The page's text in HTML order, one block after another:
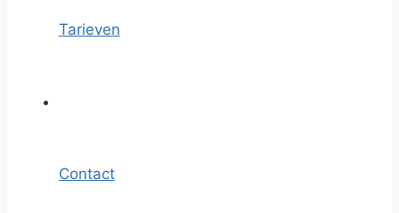
Tarieven
Contact